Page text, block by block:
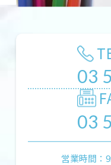
03
03
営業時間：